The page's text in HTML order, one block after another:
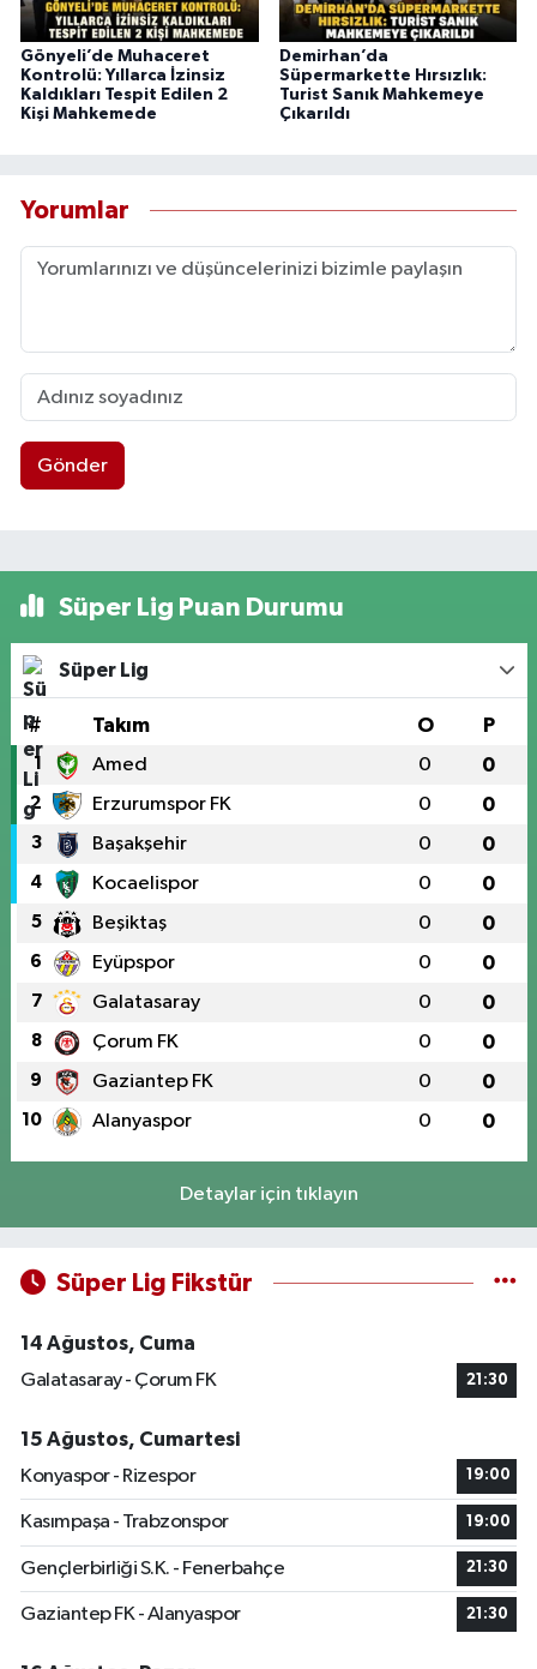
Gönyeli’de Muhaceret
Kontrolü: Yıllarca İzinsiz
Kaldıkları Tespit Edilen 2
Kişi Mahkemede
Demirhan’da
Süpermarkette Hırsızlık:
Turist Sanık Mahkemeye
Çıkarıldı
Yorumlar
Gönder
Süper Lig Puan Durumu
Süper Lig
# Takım O P
1 Amed 0 0
2 Erzurumspor FK 0 0
3 Başakşehir 0 0
4 Kocaelispor 0 0
5 Beşiktaş 0 0
6 Eyüpspor 0 0
7 Galatasaray 0 0
8 Çorum FK 0 0
9 Gaziantep FK 0 0
10 Alanyaspor 0 0
Detaylar için tıklayın
Süper Lig Fikstür
14 Ağustos, Cuma
Galatasaray - Çorum FK
21:30
15 Ağustos, Cumartesi
Konyaspor - Rizespor
19:00
Kasımpaşa - Trabzonspor 19:00
Gençlerbirliği S.K. - Fenerbahçe 21:30
Gaziantep FK - Alanyaspor 21:30